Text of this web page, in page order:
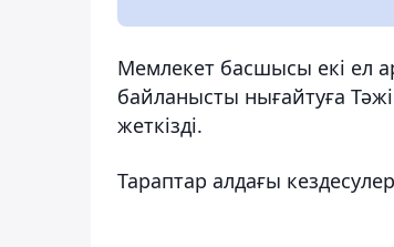
Мемлекет басшысы екі ел
байланысты нығайтуға
жеткізді.
Тараптар алдағы